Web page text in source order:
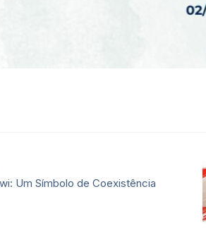
Um Símbolo de Coexistência